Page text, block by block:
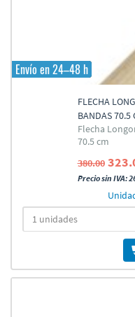
Envío en 24–48 h
FLECHA
BANDAS 70.5
Flecha
70.5 cm
380.00
Precio sin IVA: